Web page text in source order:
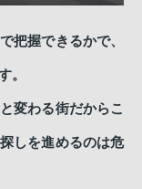
把握できるかで、
。
変わる街だからこ
しを進めるのは危